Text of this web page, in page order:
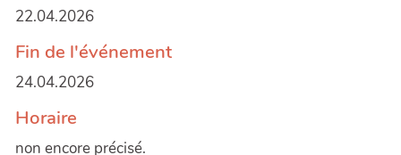
22.04.2026
Fin de l'événement
24.04.2026
Horaire
non encore précisé.